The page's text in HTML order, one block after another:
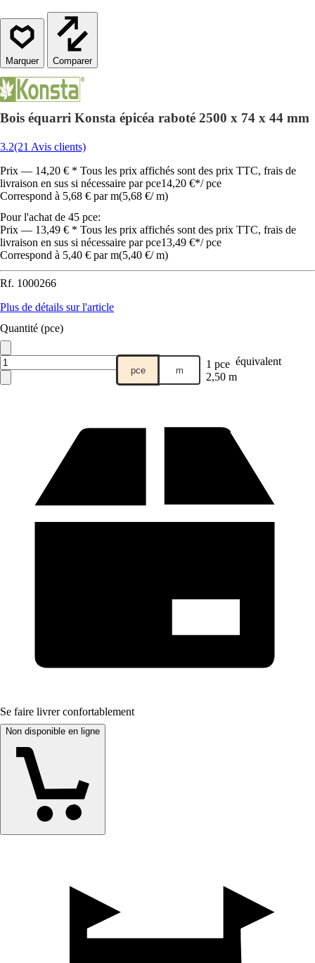
Comparer
Bois équarri Konsta épicéa raboté 2500 x 74 x 44 mm
3.2(21 Avis clients)
Prix — 14,20 € * Tous les prix affichés sont des prix TTC, frais de
livraison en sus si nécessaire par pce14,20 €*/ pce
Correspond à 5,68 € par m(5,68 €/ m)
Pour l'achat de 45 pce:
Prix — 13,49 € * Tous les prix affichés sont des prix TTC, frais de
livraison en sus si nécessaire par pce13,49 €*/ pce
Correspond à 5,40 € par m(5,40 €/ m)
Rf. 1000266
Plus de détails sur l'article
Quantité (pce)
pce m 1 pce équivalent
2,50 m
Se faire livrer confortablement
Non disponible en ligne